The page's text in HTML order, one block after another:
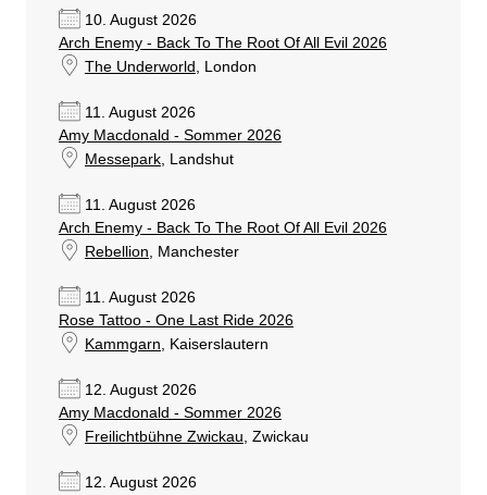
10. August 2026
Arch Enemy - Back To The Root Of All Evil 2026
The Underworld , London
11. August 2026
Amy Macdonald - Sommer 2026
Messepark, Landshut
11. August 2026
Arch Enemy - Back To The Root Of All Evil 2026
Rebellion, Manchester
11. August 2026
Rose Tattoo - One Last Ride 2026
Kammgarn, Kaiserslautern
12. August 2026
Amy Macdonald - Sommer 2026
Freilichtbühne Zwickau, Zwickau
12. August 2026